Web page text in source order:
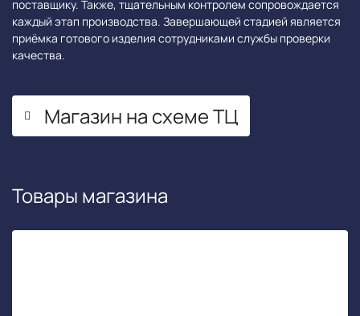
поставщику. Также, тщательным контролем сопровождается
каждый этап производства. Завершающей стадией является
приёмка готового изделия сотрудниками службы проверки
качества.
Магазин на схеме ТЦ
Товары магазина